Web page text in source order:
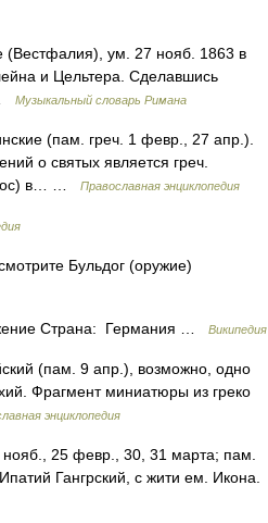
(Вестфалия), ум. 27 нояб. 1863 в
и Цельтера. Сделавшись
Музыкальный словарь Римана
(пам. греч. 1 февр., 27 апр.).
о святых является греч.
в… …
Православная энциклопедия
Бульдог (оружие)
Страна: Германия … Википедия
(пам. 9 апр.), возможно, одно
Фрагмент миниатюры из греко
энциклопедия
25 февр., 30, 31 марта; пам.
Гангрский, с жити ем. Икона.